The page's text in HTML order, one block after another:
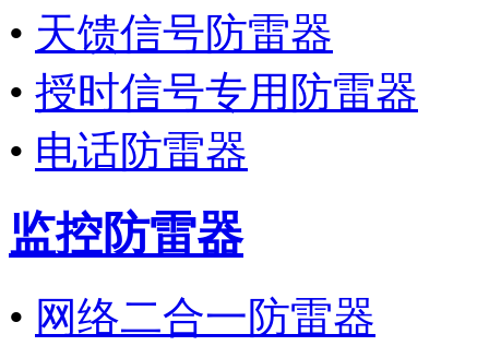
• 天馈信号防雷器
• 授时信号专用防雷器
• 电话防雷器
监控防雷器
• 网络二合一防雷器